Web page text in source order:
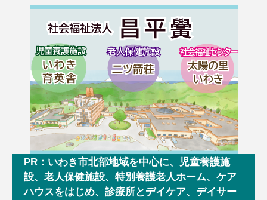
PR：いわき市北部地域を中心に、児童養護施
設、老人保健施設、特別養護老人ホーム、ケア
ハウスをはじめ、診療所とデイケア、デイサー